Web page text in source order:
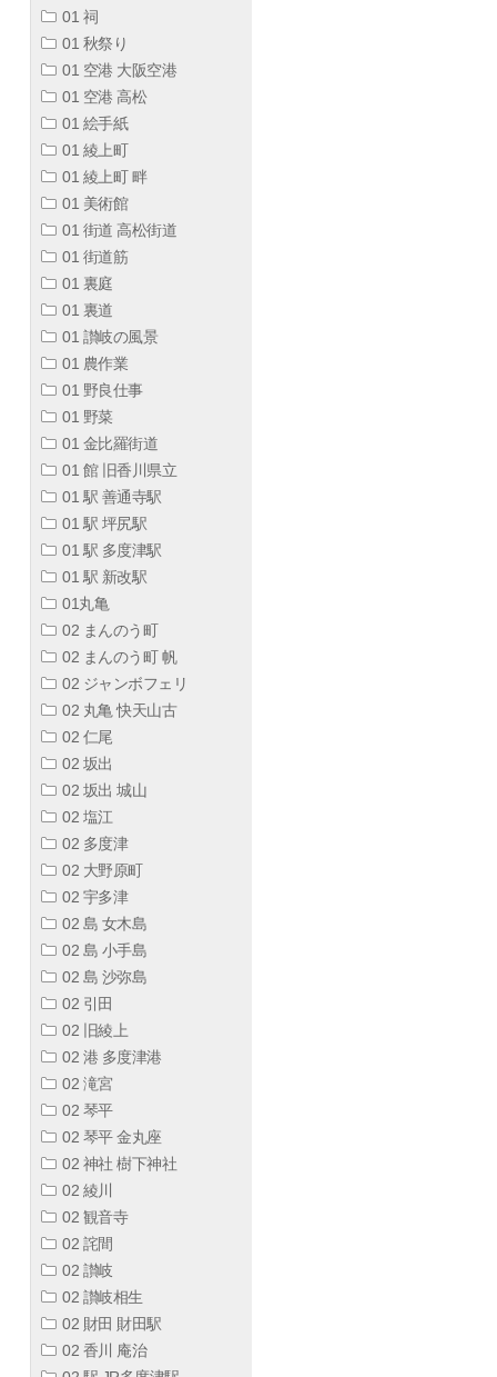
01 祠
01 秋祭り
01 空港 大阪空港
01 空港 高松
01 絵手紙
01 綾上町
01 綾上町 畔
01 美術館
01 街道 高松街道
01 街道筋
01 裏庭
01 裏道
01 讃岐の風景
01 農作業
01 野良仕事
01 野菜
01 金比羅街道
01 館 旧香川県立
01 駅 善通寺駅
01 駅 坪尻駅
01 駅 多度津駅
01 駅 新改駅
01丸亀
02 まんのう町
02 まんのう町 帆
02 ジャンボフェリ
02 丸亀 快天山古
02 仁尾
02 坂出
02 坂出 城山
02 塩江
02 多度津
02 大野原町
02 宇多津
02 島 女木島
02 島 小手島
02 島 沙弥島
02 引田
02 旧綾上
02 港 多度津港
02 滝宮
02 琴平
02 琴平 金丸座
02 神社 樹下神社
02 綾川
02 観音寺
02 詫間
02 讃岐
02 讃岐相生
02 財田 財田駅
02 香川 庵治